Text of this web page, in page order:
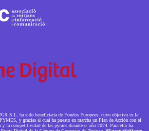
S.L. ha sido beneficiaria de Fondos Europeos, cuyo objetivo es la
y gracias al cual ha puesto en marcha un Plan de Acción con el
la competitividad de las pymes durante el año 2024. Para ello ha